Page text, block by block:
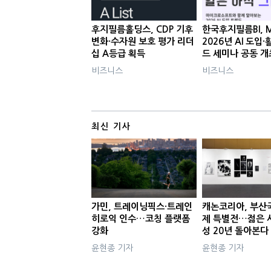
후지필름홀딩스, CDP 기후
변화·수자원 보호 평가 리더
십 A등급 획득
비즈니스
한국후지필름BI,
2026년 AI 도입·
드 세미나 공동 개
비즈니스
최신 기사
가민, 트레이닝픽스·트레인
히로익 인수…코칭 플랫폼
강화
윤현종 기자
캐논코리아, 부산
제 특별전…젊은
성 20년 돌아본다
윤현종 기자